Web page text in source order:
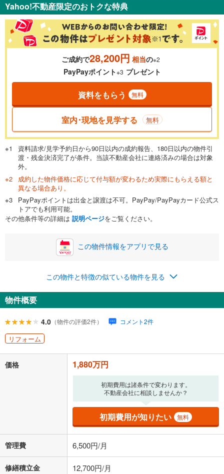
金利 ％
0.01%
一般的には最長35年まで借り入れ可能です。多くの金融機関
が完済時の年齢は80歳までを条件としています。
閉じる
頭金 万円
0万円 1,880万円
自己資金から住宅購入にかけられる金額を入力してくださ
い。一般的には物件価格の2割までが目安です。
閉じる
ボーナス
万円
0円
ナス時の増額分（1回分）を入力してください。
ボーナス払いの限度額は金融機関によって異なります。
閉じる
月々の返済額
ローン返済額 48,802円（頭金比率 0%）
「金利」については、ご利用を予定されている金融機関等にご確認の
上、ご自身での入力をお願いいたします。初期設定で自動入力されてい
の金融機関等における貸出金利を何ら保証するものではありません。返
済方法「元利均等返済」にて算出しております。入力された金利を35年
適用した場合の計算結果を表示しています。
その他月額費用や、初期費用がかかります。ご注意ください。実際にお
借り入れの際は各金融機関等に、必ずご自身でご確認をお願いいたしま
不動産会社に購入相談をする
Yahoo!不動産限定のおトクな特典
ご成約で28,200円 相当の※2
PayPayポイント※3 プレゼント
資料をもらう 無料
室内･現地を見学する 無料
資料請求/見学予約日から90日以内の成約報告、180日以内の物件引
渡・残金決済完了が条件。当該不動産会社に連絡済みの場合は対象
外。
成約した物件価格に応じて付与額が変わるため実際にもらえる額と
異なる場合あり。
PayPayポイントは出金と譲渡は不可。PayPay/PayPayカード公式ス
トアでも利用可能。
その他条件等の詳細は 説明ページをご覧ください。
この物件情報をアプリで見る
この物件と特徴の似ている物件を見る
物件概要
4.0 （物件の評価2件） コメント2件
リフォーム
価格 1,880万円
初期費用は諸条件で変わります。
不動産会社に相談しませんか？
初期費用が知りたい 無料
管理費 6,500円/月
修繕積立金 12,700円/月